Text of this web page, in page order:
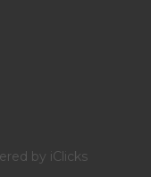
by iClicks